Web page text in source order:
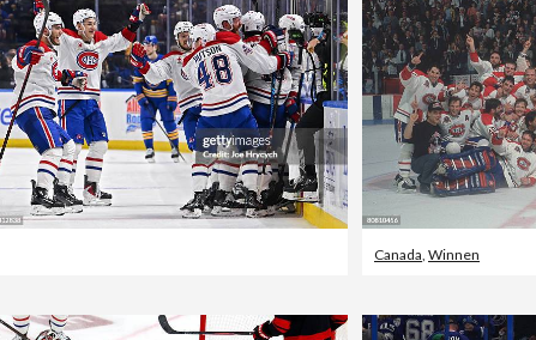
Canada, Winnen